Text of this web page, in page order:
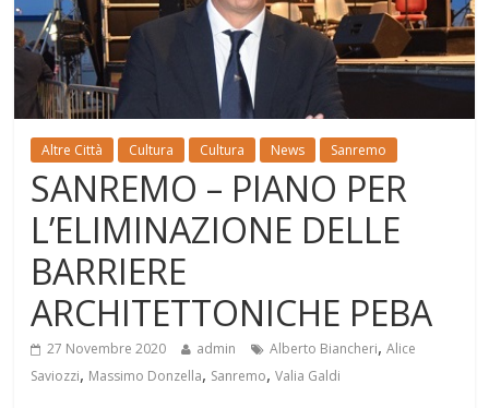
Altre Città Cultura Cultura News Sanremo
SANREMO – PIANO PER
L’ELIMINAZIONE DELLE
BARRIERE
ARCHITETTONICHE PEBA
27 Novembre 2020 admin Alberto Biancheri,Alice
Saviozzi, Massimo Donzella, Sanremo,Valia Galdi